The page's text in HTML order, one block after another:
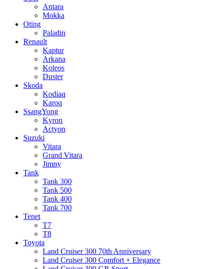
Antara
Mokka
Oting
Paladin
Renault
Kaptur
Arkana
Koleos
Duster
Skoda
Kodiaq
Karoq
SsangYong
Kyron
Actyon
Suzuki
Vitara
Grand Vitara
Jimny
Tank
Tank 300
Tank 500
Tank 400
Tank 700
Tenet
T7
T8
Toyota
Land Cruiser 300 70th Anniversary
Land Cruiser 300 Comfort + Elegance